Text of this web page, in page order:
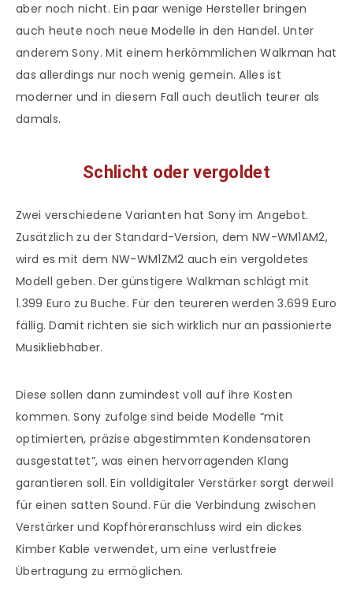
aber noch nicht. Ein paar wenige Hersteller bringen
auch heute noch neue Modelle in den Handel. Unter
anderem Sony. Mit einem herkömmlichen Walkman hat
das allerdings nur noch wenig gemein. Alles ist
moderner und in diesem Fall auch deutlich teurer als
damals.
Schlicht oder vergoldet
Zwei verschiedene Varianten hat Sony im Angebot.
Zusätzlich zu der Standard-Version, dem NW-WM1AM2,
wird es mit dem NW-WM1ZM2 auch ein vergoldetes
Modell geben. Der günstigere Walkman schlägt mit
1.399 Euro zu Buche. Für den teureren werden 3.699 Euro
fällig. Damit richten sie sich wirklich nur an passionierte
Musikliebhaber.
Diese sollen dann zumindest voll auf ihre Kosten
kommen. Sony zufolge sind beide Modelle “mit
optimierten, präzise abgestimmten Kondensatoren
ausgestattet”, was einen hervorragenden Klang
garantieren soll. Ein volldigitaler Verstärker sorgt derweil
für einen satten Sound. Für die Verbindung zwischen
Verstärker und Kopfhöreranschluss wird ein dickes
Kimber Kable verwendet, um eine verlustfreie
Übertragung zu ermöglichen.